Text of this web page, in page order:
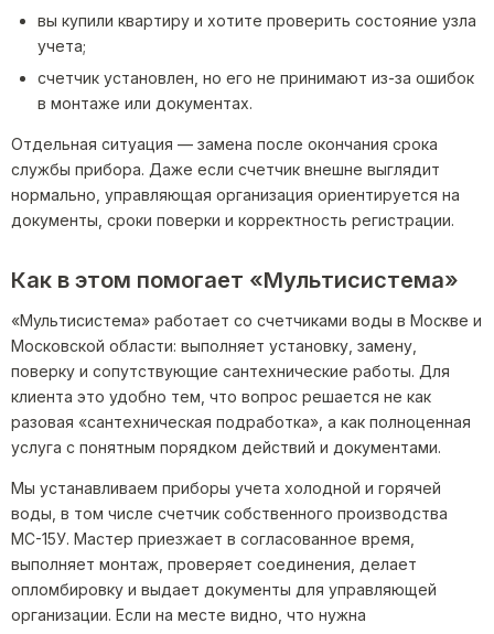
вы купили квартиру и хотите проверить состояние узла
учета;
счетчик установлен, но его не принимают из-за ошибок
в монтаже или документах.
Отдельная ситуация — замена после окончания срока
службы прибора. Даже если счетчик внешне выглядит
нормально, управляющая организация ориентируется на
документы, сроки поверки и корректность регистрации.
Как в этом помогает «Мультисистема»
«Мультисистема» работает со счетчиками воды в Москве и
Московской области: выполняет установку, замену,
поверку и сопутствующие сантехнические работы. Для
клиента это удобно тем, что вопрос решается не как
разовая «сантехническая подработка», а как полноценная
услуга с понятным порядком действий и документами.
Мы устанавливаем приборы учета холодной и горячей
воды, в том числе счетчик собственного производства
МС-15У. Мастер приезжает в согласованное время,
выполняет монтаж, проверяет соединения, делает
опломбировку и выдает документы для управляющей
организации. Если на месте видно, что нужна